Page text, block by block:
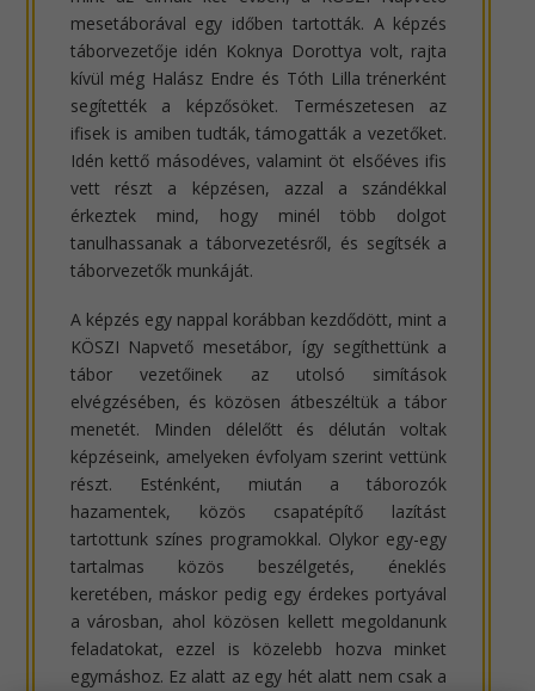
mesetáborával egy időben tartották. A képzés
táborvezetője idén Koknya Dorottya volt, rajta
kívül még Halász Endre és Tóth Lilla trénerként
segítették a képzősöket. Természetesen az
ifisek is amiben tudták, támogatták a vezetőket.
Idén kettő másodéves, valamint öt elsőéves ifis
vett részt a képzésen, azzal a szándékkal
érkeztek mind, hogy minél több dolgot
tanulhassanak a táborvezetésről, és segítsék a
táborvezetők munkáját.
A képzés egy nappal korábban kezdődött, mint a
KÖSZI Napvető mesetábor, így segíthettünk a
tábor vezetőinek az utolsó simítások
elvégzésében, és közösen átbeszéltük a tábor
menetét. Minden délelőtt és délután voltak
képzéseink, amelyeken évfolyam szerint vettünk
részt. Esténként, miután a táborozók
hazamentek, közös csapatépítő lazítást
tartottunk színes programokkal. Olykor egy-egy
tartalmas közös beszélgetés, éneklés
keretében, máskor pedig egy érdekes portyával
a városban, ahol közösen kellett megoldanunk
feladatokat, ezzel is közelebb hozva minket
egymáshoz. Ez alatt az egy hét alatt nem csak a